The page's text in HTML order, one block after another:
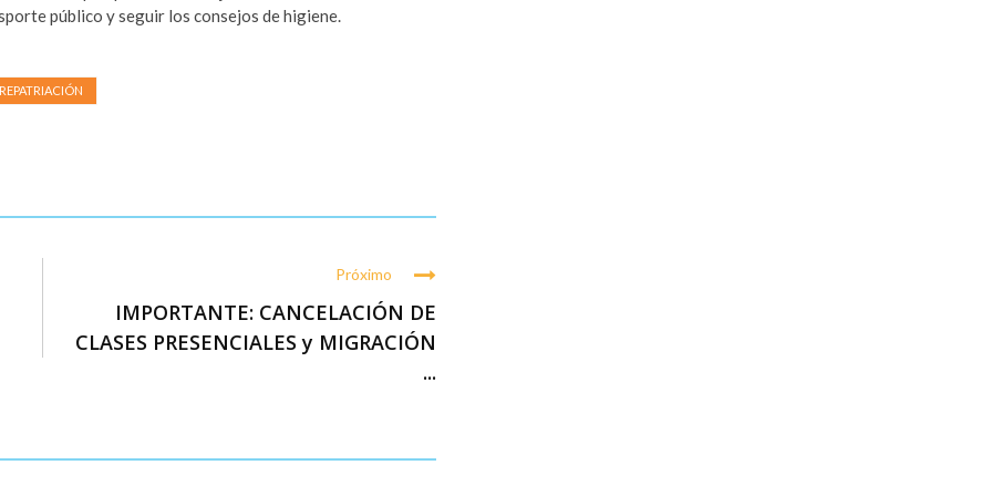
público y seguir los consejos de higiene.
REPATRIACIÓN
Próximo
IMPORTANTE: CANCELACIÓN DE
CLASES PRESENCIALES y MIGRACIÓN
...